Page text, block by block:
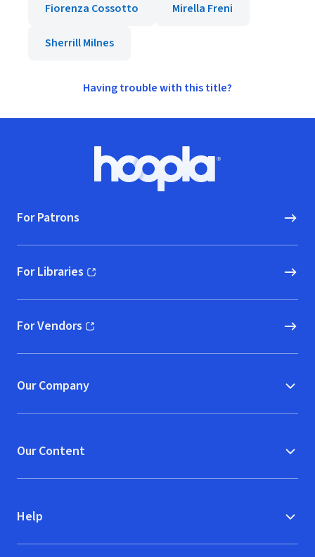
Fiorenza Cossotto Mirella Freni
Sherrill Milnes
Having trouble with this title?
Hoopla logo, Go to homepage
For Patrons
For Libraries
(opens in new window)
For Vendors
(opens in new window)
Our Company
Our Content
Help